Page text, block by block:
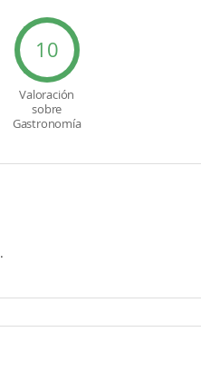
10
Valoración
sobre
Gastronomía